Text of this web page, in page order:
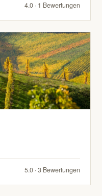
4.0 · 1 Bewertungen
5.0 · 3 Bewertungen